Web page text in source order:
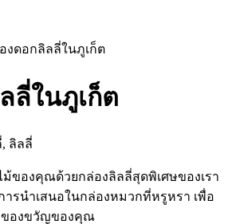
งดอกลิลลี่ในภูเก็ต
ลี่ในภูเก็ต
ลิลลี่
ของคุณด้วยกล่องลิลลี่สุดพิเศษของเรา
รนำเสนอในกล่องหมวกที่หรูหรา เพื่อ
ของขวัญของคุณ